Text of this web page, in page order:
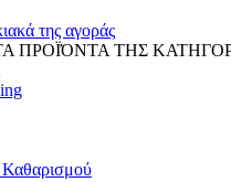
της αγοράς
ΠΡΟΪΌΝΤΑ ΤΗΣ